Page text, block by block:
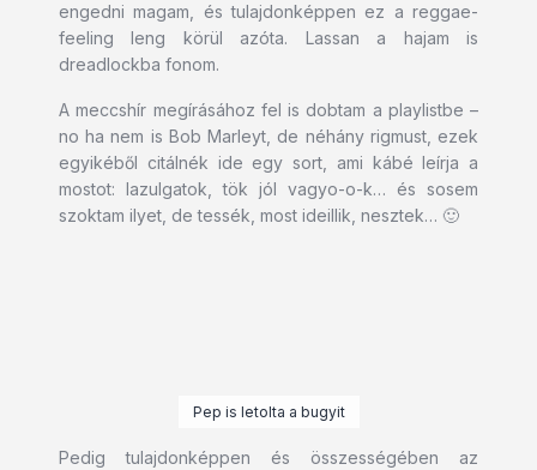
engedni magam, és tulajdonképpen ez a reggae-
feeling leng körül azóta. Lassan a hajam is
dreadlockba fonom.
A meccshír megírásához fel is dobtam a playlistbe –
no ha nem is Bob Marleyt, de néhány rigmust, ezek
egyikéből citálnék ide egy sort, ami kábé leírja a
mostot: lazulgatok, tök jól vagyo-o-k… és sosem
szoktam ilyet, de tessék, most ideillik, nesztek… 🙂
Pep is letolta a bugyit
Pedig tulajdonképpen és összességében az